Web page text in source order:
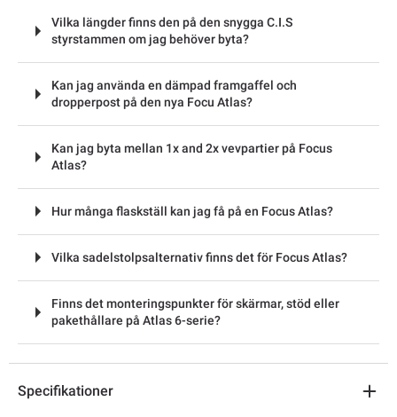
Vilka längder finns den på den snygga C.I.S
styrstammen om jag behöver byta?
Kan jag använda en dämpad framgaffel och
dropperpost på den nya Focu Atlas?
Kan jag byta mellan 1x and 2x vevpartier på Focus
Atlas?
Hur många flaskställ kan jag få på en Focus Atlas?
Vilka sadelstolpsalternativ finns det för Focus Atlas?
Finns det monteringspunkter för skärmar, stöd eller
pakethållare på Atlas 6-serie?
Specifikationer